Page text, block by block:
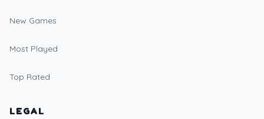
New Games
Most Played
Top Rated
LEGAL